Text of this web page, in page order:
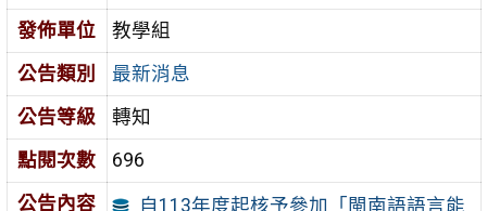
發佈單位
教學組
公告類別
最新消息
公告等級
轉知
點閱次數
696
公告內容
自113年度起核予參加「閩南語語言能